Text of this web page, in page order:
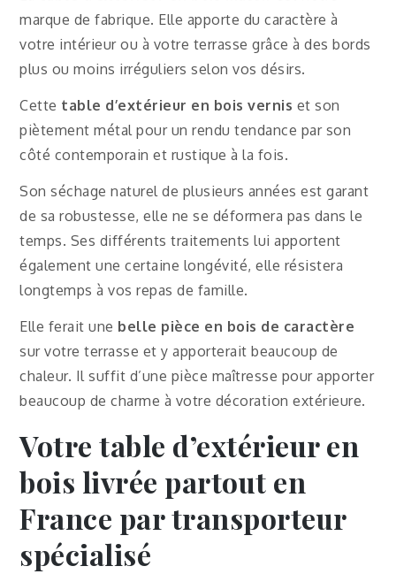
marque de fabrique. Elle apporte du caractère à
votre intérieur ou à votre terrasse grâce à des bords
plus ou moins irréguliers selon vos désirs.
Cette table d’extérieur en bois vernis et son
piètement métal pour un rendu tendance par son
côté contemporain et rustique à la fois.
Son séchage naturel de plusieurs années est garant
de sa robustesse, elle ne se déformera pas dans le
temps. Ses différents traitements lui apportent
également une certaine longévité, elle résistera
longtemps à vos repas de famille.
Elle ferait une belle pièce en bois de caractère
sur votre terrasse et y apporterait beaucoup de
chaleur. Il suffit d’une pièce maîtresse pour apporter
beaucoup de charme à votre décoration extérieure.
Votre table d’extérieur en
bois livrée partout en
France par transporteur
spécialisé